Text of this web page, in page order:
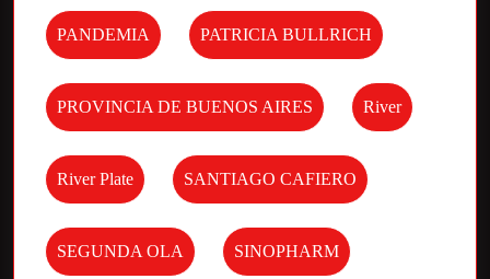
PANDEMIA PATRICIA BULLRICH
PROVINCIA DE BUENOS AIRES River
River Plate SANTIAGO CAFIERO
SEGUNDA OLA SINOPHARM